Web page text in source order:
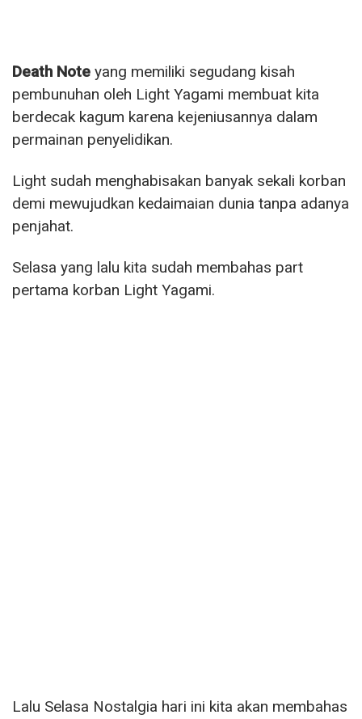
Death Note yang memiliki segudang kisah
pembunuhan oleh Light Yagami membuat kita
berdecak kagum karena kejeniusannya dalam
permainan penyelidikan.
Light sudah menghabisakan banyak sekali korban
demi mewujudkan kedaimaian dunia tanpa adanya
penjahat.
Selasa yang lalu kita sudah membahas part
pertama korban Light Yagami.
Lalu Selasa Nostalgia hari ini kita akan membahas